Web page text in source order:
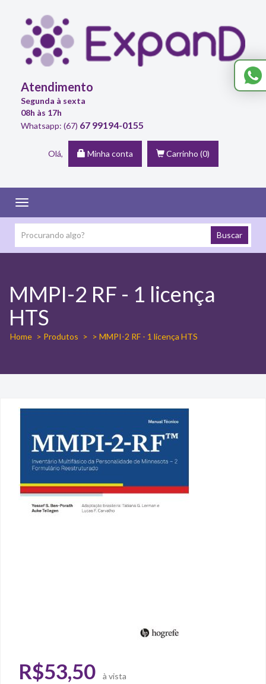
Atendimento
Segunda à sexta
08h às 17h
Whatsapp: (67) 67 99194-0155
Olá, Minha conta Carrinho (0)
Toggle
navigation
Buscar
MMPI-2 RF - 1 licença
HTS
Home > Produtos > > MMPI-2 RF - 1 licença HTS
R$53,50 à vista